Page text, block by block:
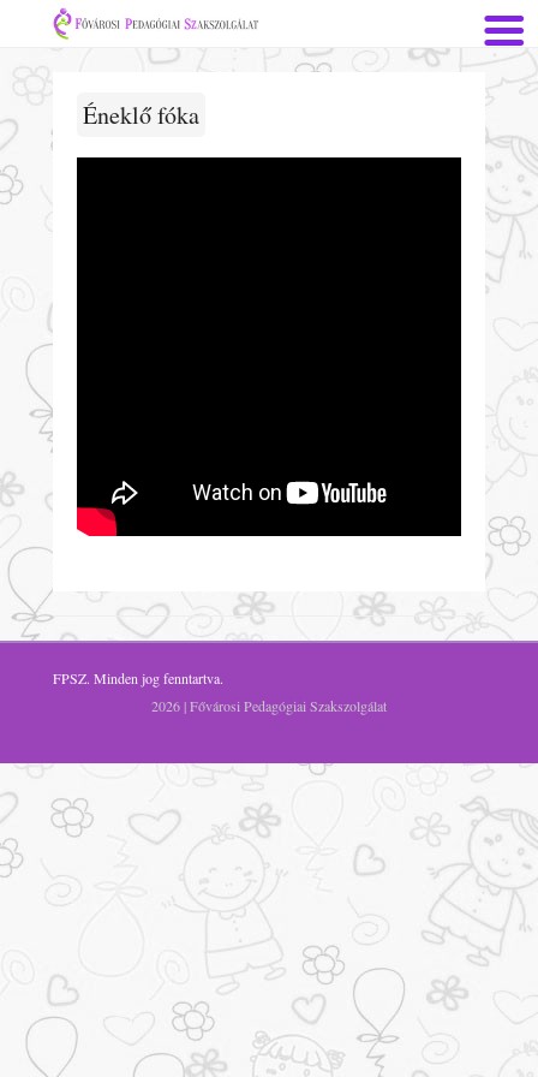
Éneklő fóka
FPSZ. Minden jog fenntartva.
2026 | Fővárosi Pedagógiai Szakszolgálat